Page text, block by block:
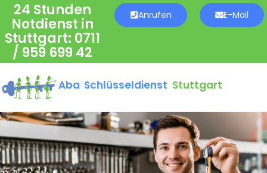
24 Stunden
Notdienst in
Stuttgart: 0711
/ 959 699 42
Anrufen E-Mail
Aba Schlüsseldienst Stuttgart